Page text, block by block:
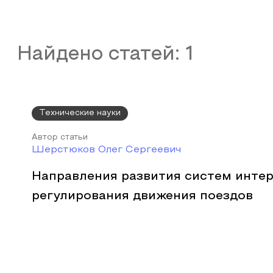
Найдено статей: 1
Технические науки
Автор статьи
Шерстюков Олег Сергеевич
Направления развития систем
регулирования движения поездов